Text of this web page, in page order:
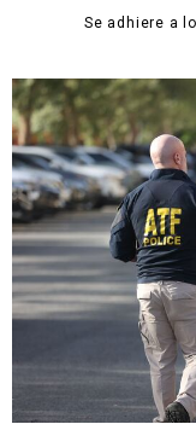
Se adhiere a